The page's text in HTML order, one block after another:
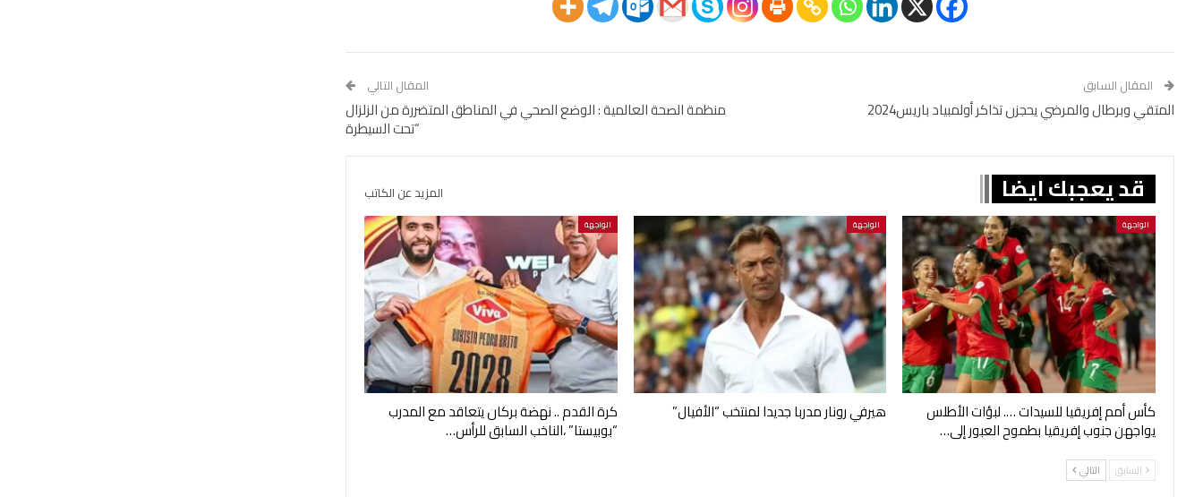
المقال السابق
المتقي وبرطال والمرضي يحجزن تذاكر أولمبياد باريس2024
المقال التالي
منظمة الصحة العالمية : الوضع الصحي في المناطق المتضررة من الزلزال
“تحت السيطرة
قد يعجبك ايضا المزيد عن الكاتب
الواجهة
كأس أمم إفريقيا للسيدات …. لبؤات الأطلس
يواجهن جنوب إفريقيا بطموح العبور إلى…
الواجهة
هيرفي رونار مدربا جديدا لمنتخب “الأفيال”
الواجهة
كرة القدم .. نهضة بركان يتعاقد مع المدرب
“بوبيستا” ،الناخب السابق للرأس…
السابق التالي